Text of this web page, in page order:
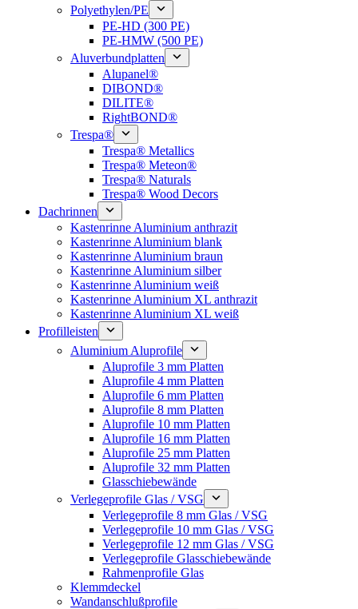
Polyethylen/PE
PE-HD (300 PE)
PE-HMW (500 PE)
Aluverbundplatten
Alupanel®
DIBOND®
DILITE®
RightBOND®
Trespa®
Trespa® Metallics
Trespa® Meteon®
Trespa® Naturals
Trespa® Wood Decors
Dachrinnen
Kastenrinne Aluminium anthrazit
Kastenrinne Aluminium blank
Kastenrinne Aluminium braun
Kastenrinne Aluminium silber
Kastenrinne Aluminium weiß
Kastenrinne Aluminium XL anthrazit
Kastenrinne Aluminium XL weiß
Profilleisten
Aluminium Aluprofile
Aluprofile 3 mm Platten
Aluprofile 4 mm Platten
Aluprofile 6 mm Platten
Aluprofile 8 mm Platten
Aluprofile 10 mm Platten
Aluprofile 16 mm Platten
Aluprofile 25 mm Platten
Aluprofile 32 mm Platten
Glasschiebewände
Verlegeprofile Glas / VSG
Verlegeprofile 8 mm Glas / VSG
Verlegeprofile 10 mm Glas / VSG
Verlegeprofile 12 mm Glas / VSG
Verlegeprofile Glasschiebewände
Rahmenprofile Glas
Klemmdeckel
Wandanschlußprofile